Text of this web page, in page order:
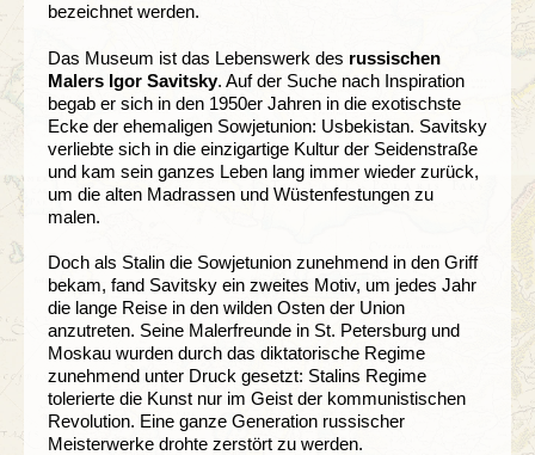
bezeichnet werden.
Das Museum ist das Lebenswerk des russischen
Malers Igor Savitsky. Auf der Suche nach Inspiration
begab er sich in den 1950er Jahren in die exotischste
Ecke der ehemaligen Sowjetunion: Usbekistan. Savitsky
verliebte sich in die einzigartige Kultur der Seidenstraße
und kam sein ganzes Leben lang immer wieder zurück,
um die alten Madrassen und Wüstenfestungen zu
malen.
Doch als Stalin die Sowjetunion zunehmend in den Griff
bekam, fand Savitsky ein zweites Motiv, um jedes Jahr
die lange Reise in den wilden Osten der Union
anzutreten. Seine Malerfreunde in St. Petersburg und
Moskau wurden durch das diktatorische Regime
zunehmend unter Druck gesetzt: Stalins Regime
tolerierte die Kunst nur im Geist der kommunistischen
Revolution. Eine ganze Generation russischer
Meisterwerke drohte zerstört zu werden.